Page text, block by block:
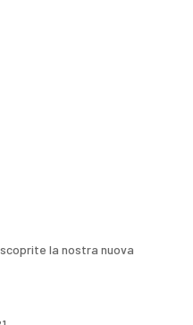
la nostra nuova